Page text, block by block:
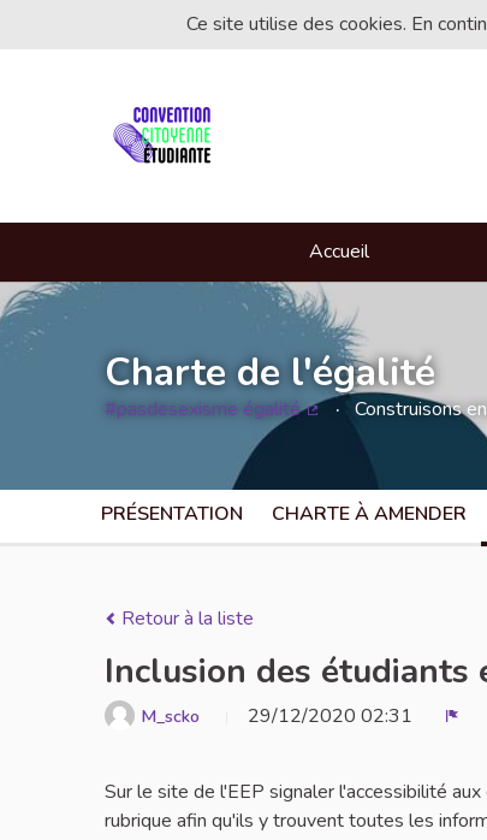
Ce site utilise des cookies. En
Accueil
Charte de l'égalité
#pasdesexisme égalité Construisons
PRÉSENTATION CHARTE À AMENDER
Retour à la liste
Inclusion des étudiants
M_scko 29/12/2020 02:31
Sur le site de l'EEP signaler l'accessibilité
rubrique afin qu'ils y trouvent toutes les